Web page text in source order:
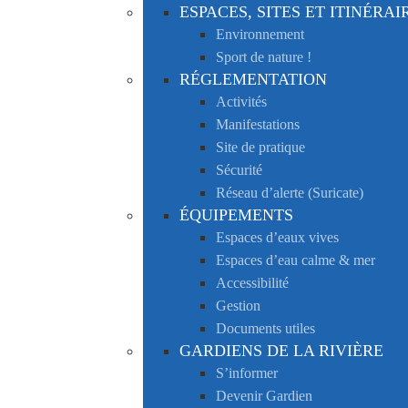
ESPACES, SITES ET
Environnement
Sport de nature !
RÉGLEMENTATION
Activités
Manifestations
Site de pratique
Sécurité
Réseau d’alerte (Suricate)
ÉQUIPEMENTS
Espaces d’eaux vives
Espaces d’eau calme & mer
Accessibilité
Gestion
Documents utiles
GARDIENS DE LA RIVIÈRE
S’informer
Devenir Gardien